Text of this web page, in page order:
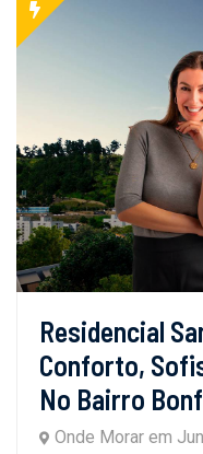
Residencial
Conforto,
No Bairro
Onde Morar em